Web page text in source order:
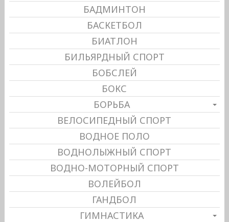
БАДМИНТОН
БАСКЕТБОЛ
БИАТЛОН
БИЛЬЯРДНЫЙ СПОРТ
БОБСЛЕЙ
БОКС
БОРЬБА
ВЕЛОСИПЕДНЫЙ СПОРТ
ВОДНОЕ ПОЛО
ВОДНОЛЫЖНЫЙ СПОРТ
ВОДНО-МОТОРНЫЙ СПОРТ
ВОЛЕЙБОЛ
ГАНДБОЛ
ГИМНАСТИКА